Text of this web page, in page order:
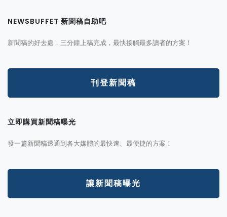
NEWSBUFFET 新聞稿自助吧
新聞稿的好去處，三分鐘上稿完成，最快接觸最多讀者的方案！
刊登新聞稿
立即購買新聞稿曝光
發一篇新聞稿透通到各大媒體的最快速、最便捷的方案！
讓新聞稿曝光